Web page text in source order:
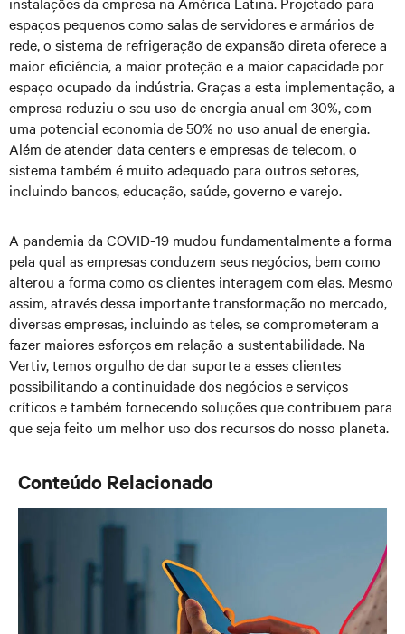
espaços pequenos como salas de servidores e armários de
rede, o sistema de refrigeração de expansão direta oferece a
maior eficiência, a maior proteção e a maior capacidade por
espaço ocupado da indústria. Graças a esta implementação, a
empresa reduziu o seu uso de energia anual em 30%, com
uma potencial economia de 50% no uso anual de energia.
Além de atender data centers e empresas de telecom, o
sistema também é muito adequado para outros setores,
incluindo bancos, educação, saúde, governo e varejo.
A pandemia da COVID-19 mudou fundamentalmente a forma
pela qual as empresas conduzem seus negócios, bem como
alterou a forma como os clientes interagem com elas. Mesmo
assim, através dessa importante transformação no mercado,
diversas empresas, incluindo as teles, se comprometeram a
fazer maiores esforços em relação a sustentabilidade. Na
Vertiv, temos orgulho de dar suporte a esses clientes
possibilitando a continuidade dos negócios e serviços
críticos e também fornecendo soluções que contribuem para
que seja feito um melhor uso dos recursos do nosso planeta.
Conteúdo Relacionado